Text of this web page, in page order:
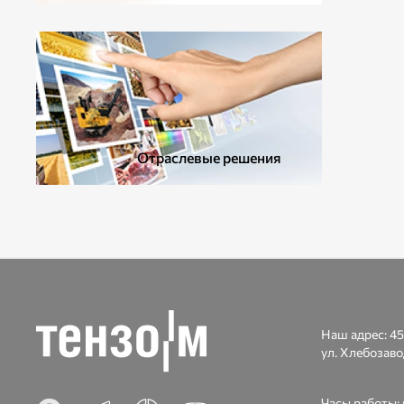
Отраслевые решения
Наш адрес:
ул.